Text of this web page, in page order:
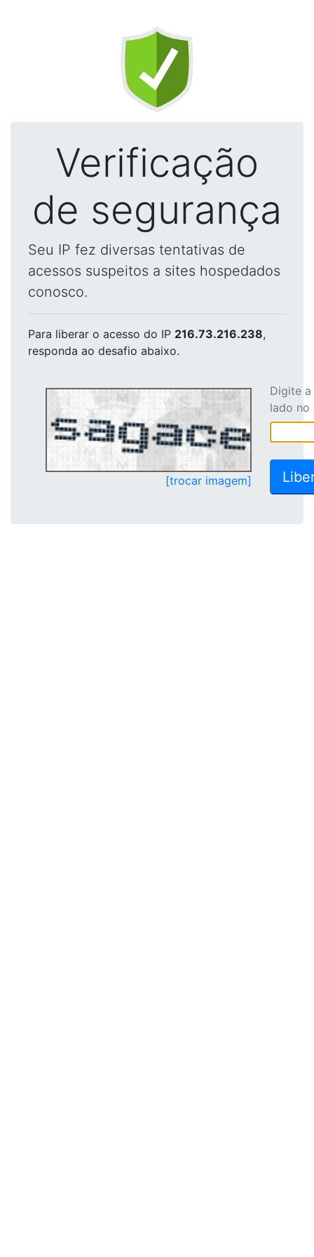
Verificação
de segurança
Seu IP fez diversas tentativas de
acessos suspeitos a sites hospedados
conosco.
Para liberar o acesso do IP 216.73.216.238,
responda ao desafio abaixo.
[trocar imagem]
Digite
lado no